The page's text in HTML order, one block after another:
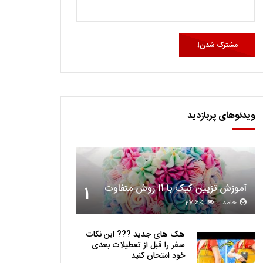
ویدئوهای پربازدید
1 آموزش تزیین کیک با 11 روش متفاوت
حامد 27.6K
هک های جدید ??️? این نکات
سفر را قبل از تعطیلات بعدی
خود امتحان کنید